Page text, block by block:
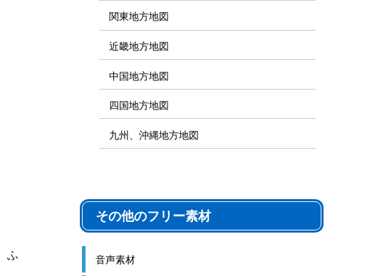
ふ
関東地方地図
近畿地方地図
中国地方地図
四国地方地図
九州、沖縄地方地図
その他のフリー素材
音声素材